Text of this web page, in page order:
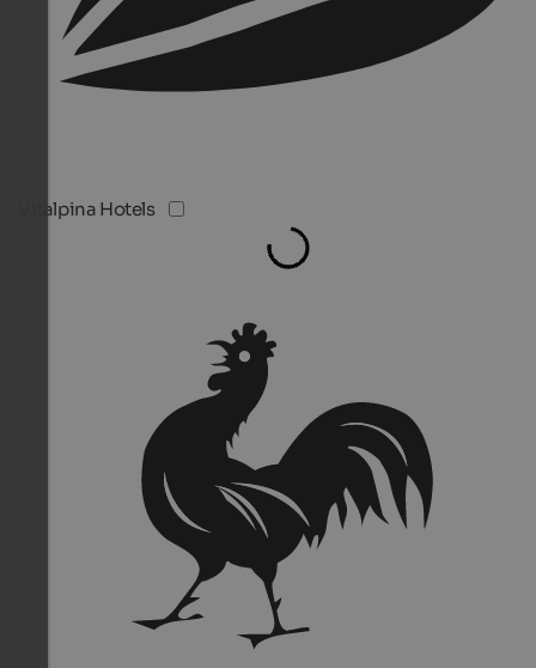
Vitalpina Hotels